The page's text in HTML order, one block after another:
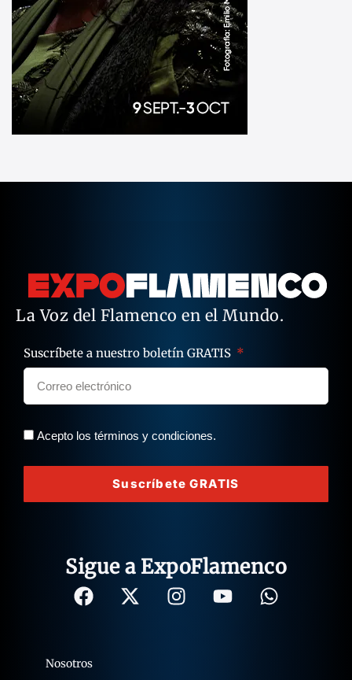
La Voz del Flamenco en el Mundo.
Suscríbete a nuestro boletín GRATIS
Acepto los términos y condiciones.
Suscríbete GRATIS
Sigue a ExpoFlamenco
Nosotros